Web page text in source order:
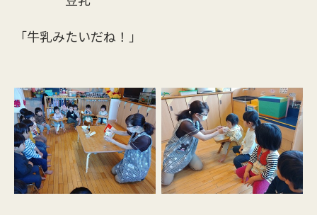
「牛乳みたいだね！」